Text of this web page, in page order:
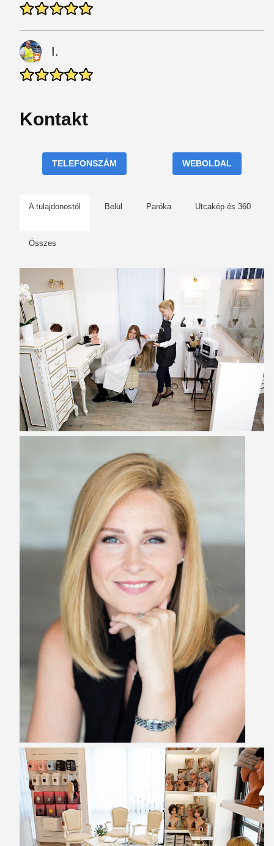
I.
Kontakt
TELEFONSZÁM WEBOLDAL
A tulajdonostól Belül Paróka Utcakép és 360
Összes